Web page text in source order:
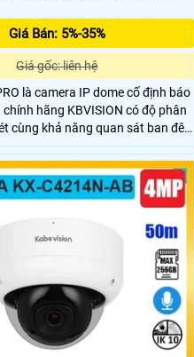
Giá Bán: 5%-35%
Giá gốc: liên hệ
là camera IP dome cố định báo
hãng KBVISION có độ phân
cùng khả năng quan sát ban đêm
hồng ngoại lên đến 30m.
thoại 2 chiều, khe cắm thẻ nhớ
chuẩn chống nước IP67 và tích
Đây là giải pháp an ninh chất